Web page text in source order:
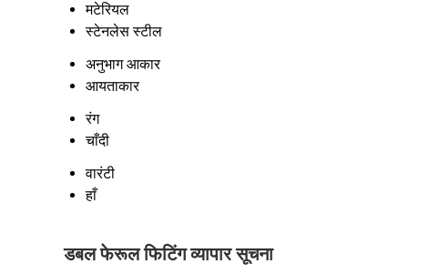
मटेरियल
स्टेनलेस स्टील
अनुभाग आकार
आयताकार
रंग
चाँदी
वारंटी
हाँ
डबल फेरूल फिटिंग व्यापार सूचना